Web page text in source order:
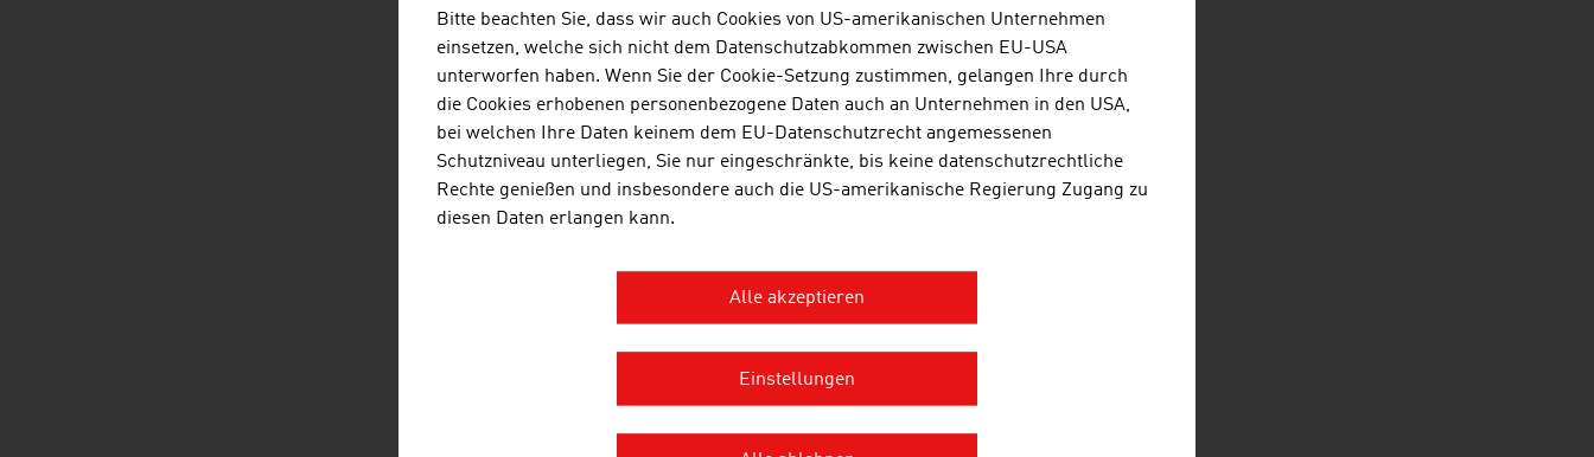
ZDF 4,5 %
RTL 3,7 %
ARD 3,1 %
PULS4
2,6 %
2,3 %
Bitte beachten Sie, dass wir auch Cookies von US-amerikanischen Unternehmen
einsetzen, welche sich nicht dem Datenschutzabkommen zwischen EU-USA
unterworfen haben. Wenn Sie der Cookie-Setzung zustimmen, gelangen Ihre durch
die Cookies erhobenen personenbezogene Daten auch an Unternehmen in den USA,
bei welchen Ihre Daten keinem dem EU-Datenschutzrecht angemessenen
Schutzniveau unterliegen, Sie nur eingeschränkte, bis keine datenschutzrechtliche
Rechte genießen und insbesondere auch die US-amerikanische Regierung Zugang zu
diesen Daten erlangen kann.
Alle akzeptieren
Einstellungen